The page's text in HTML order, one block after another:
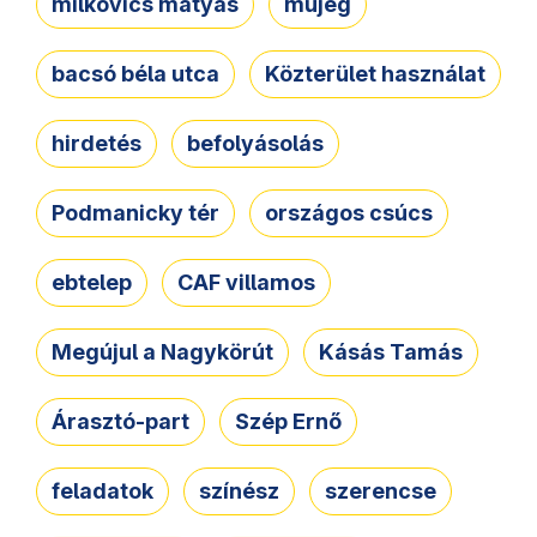
bacsó béla utca Közterület használat
hirdetés befolyásolás
Podmanicky tér országos csúcs
ebtelep CAF villamos
Megújul a Nagykörút Kásás Tamás
Árasztó-part Szép Ernő
feladatok színész szerencse